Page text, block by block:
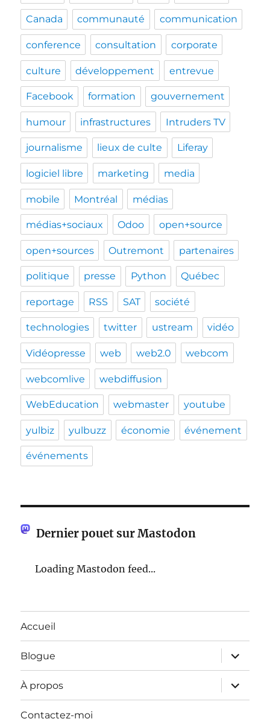
Canada communauté communication
conference consultation corporate
culture développement entrevue
Facebook formation gouvernement
humour infrastructures Intruders TV
journalisme lieux de culte Liferay
logiciel libre marketing media
mobile Montréal médias
médias+sociaux Odoo open+source
open+sources Outremont partenaires
politique presse Python Québec
reportage RSS SAT société
technologies twitter ustream vidéo
Vidéopresse web web2.0 webcom
webcomlive webdiffusion
WebEducation webmaster youtube
yulbiz yulbuzz économie événement
événements
Dernier pouet sur Mastodon
Loading Mastodon feed...
Accueil
Blogue
ouvrir
le
sous-
menu
À propos
ouvrir
le
sous-
Contactez-moi